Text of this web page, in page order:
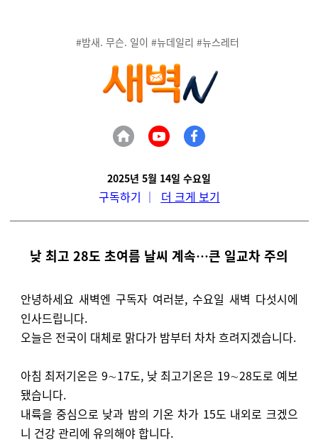
#밤새. 무슨. 일이 #뉴데일리 #뉴스레터
2025년 5월 14일 수요일
구독하기 ｜ 더 크게 보기
낮 최고 28도 초여름 날씨 계속…큰 일교차 주의
안녕하세요 새벽엔 구독자 여러분, 수요일 새벽 다섯시에
인사드립니다.
오늘은 전국이 대체로 맑다가 밤부터 차차 흐려지겠습니다.
아침 최저기온은 9∼17도, 낮 최고기온은 19∼28도로 예보
됐습니다.
내륙을 중심으로 낮과 밤의 기온 차가 15도 내외로 크겠으
니 건강 관리에 유의해야 합니다.